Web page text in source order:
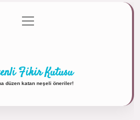
Gizlilik Politikası
menüyü
aç
Fikir Kutusu
düzen katan neşeli öneriler!